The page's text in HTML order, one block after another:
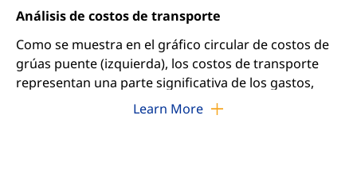
Análisis de costos de transporte
Como se muestra en el gráfico circular de costos de
grúas puente (izquierda), los costos de transporte
representan una parte significativa de los gastos,
siendo la viga transversal el principal factor. Al
abordar este factor de costo, ofrecemos dos
Learn More